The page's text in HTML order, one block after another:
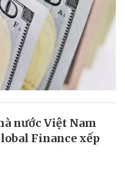
nước Việt Nam
Finance xếp